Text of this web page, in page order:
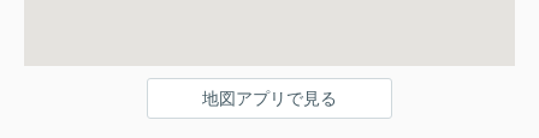
地図アプリで見る